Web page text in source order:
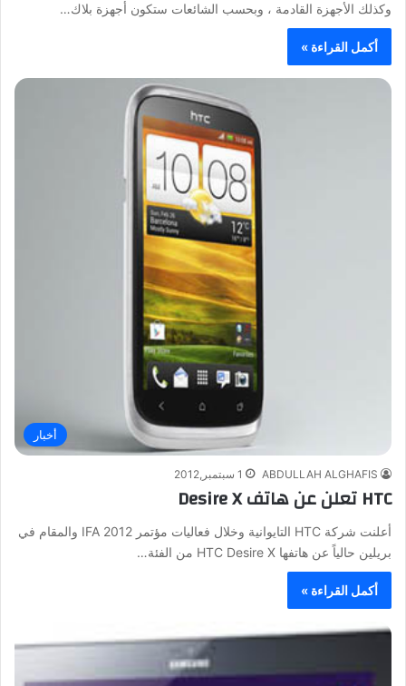
وكذلك الأجهزة القادمة ، وبحسب الشائعات ستكون أجهزة بلاك…
أكمل القراءة »
أخبار
ABDULLAH ALGHAFIS 1 سبتمبر,2012
HTC تعلن عن هاتف Desire X
أعلنت شركة HTC التايوانية وخلال فعاليات مؤتمر IFA 2012 والمقام في
بريلين حالياً عن هاتفها HTC Desire X من الفئة…
أكمل القراءة »